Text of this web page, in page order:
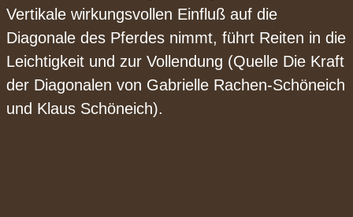
Vertikale wirkungsvollen Einfluß auf die
Diagonale des Pferdes nimmt, führt Reiten in die
Leichtigkeit und zur Vollendung (Quelle Die Kraft
der Diagonalen von Gabrielle Rachen-Schöneich
und Klaus Schöneich).